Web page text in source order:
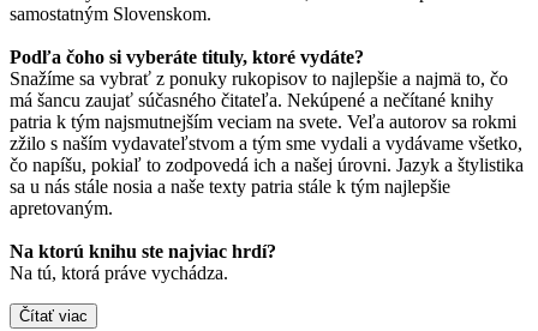
samostatným Slovenskom.
Podľa čoho si vyberáte tituly, ktoré vydáte?
Snažíme sa vybrať z ponuky rukopisov to najlepšie a najmä to, čo
má šancu zaujať súčasného čitateľa. Nekúpené a nečítané knihy
patria k tým najsmutnejším veciam na svete. Veľa autorov sa rokmi
zžilo s naším vydavateľstvom a tým sme vydali a vydávame všetko,
čo napíšu, pokiaľ to zodpovedá ich a našej úrovni. Jazyk a štylistika
sa u nás stále nosia a naše texty patria stále k tým najlepšie
apretovaným.
Na ktorú knihu ste najviac hrdí?
Na tú, ktorá práve vychádza.
Čítať viac